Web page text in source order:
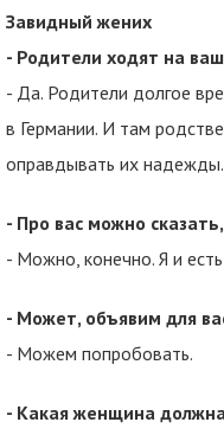
Завидный жених
- Родители ходят на
- Да. Родители долгое
в Германии. И там
оправдывать их надежды.
- Про вас можно
- Можно, конечно. Я и
- Может, объявим для
- Можем попробовать.
- Какая женщина